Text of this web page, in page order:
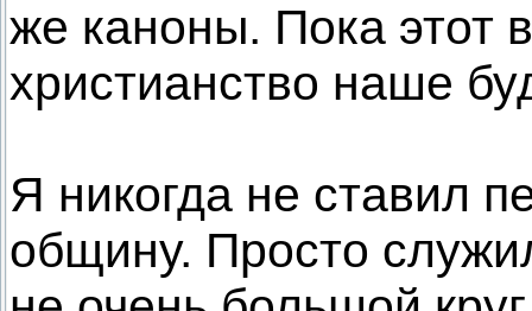
же каноны. Пока этот
христианство наше
Я никогда не ставил
общину. Просто